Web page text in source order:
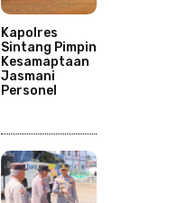
Kapolres
Sintang Pimpin
Kesamaptaan
Jasmani
Personel